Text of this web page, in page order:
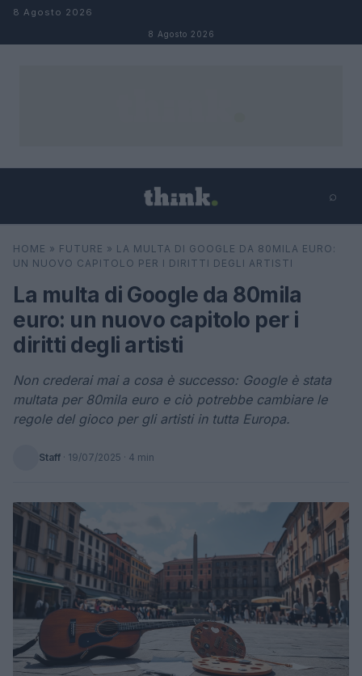
Salta al contenuto
8 Agosto 2026
8 Agosto 2026
⌕
Cerca ⌕ ×
HOME » FUTURE » LA MULTA DI GOOGLE DA 80MILA EURO:
UN NUOVO CAPITOLO PER I DIRITTI DEGLI ARTISTI
La multa di Google da 80mila
euro: un nuovo capitolo per i
diritti degli artisti
Non crederai mai a cosa è successo: Google è stata
multata per 80mila euro e ciò potrebbe cambiare le
regole del gioco per gli artisti in tutta Europa.
Staff · 19/07/2025 · 4 min